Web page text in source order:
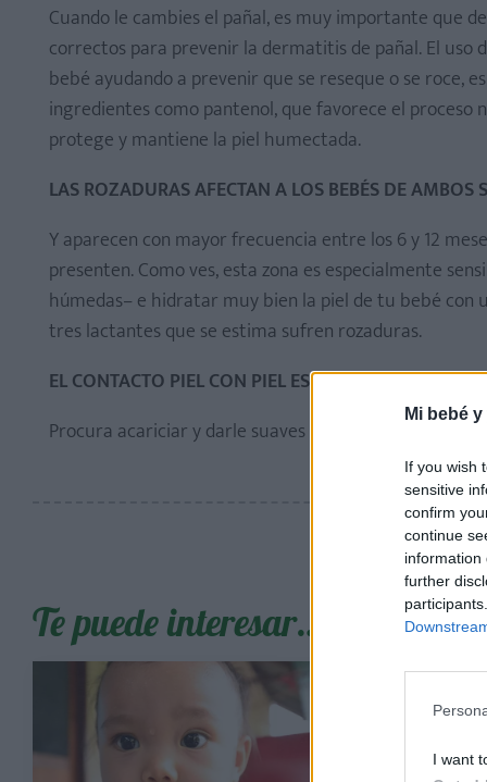
Mi bebé
If you wish
sensitive
confirm
continue
information
further
I want
Cuando le cambies el pañal, es muy importante que
correctos para prevenir la dermatitis de pañal. El
bebé ayudando a prevenir que se reseque o se roce,
ingredientes como pantenol, que favorece el
protege y mantiene la piel humectada.
LAS ROZADURAS AFECTAN A LOS BEBÉS DE AMBOS
Y aparecen con mayor frecuencia entre los 6 y 12
presenten. Como ves, esta zona es especialmente
húmedas– e hidratar muy bien la piel de tu bebé con
tres lactantes que se estima sufren rozaduras.
EL CONTACTO PIEL CON PIEL ES MUY IMPORTANTE
Procura acariciar y darle suaves masajes a tu bebé,
Te puede interesar…